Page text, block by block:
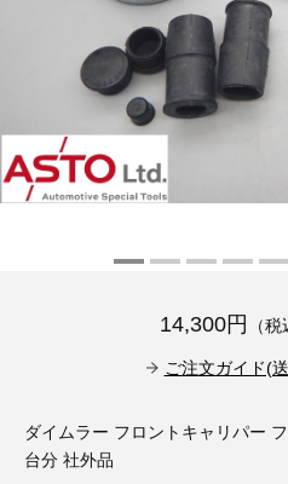
古い車両用診断テスター（10）
バイク用診断テスター（7）
その他（20）
アメリカ車（15）
スウェーデン車（20）
ホイールロック取り外しツール（6）
ブレーキキャリパーリペアキット
ライト関連（6）
14,300円 （
ご注文ガイド(
ダイムラー フロントキャリパー
台分 社外品